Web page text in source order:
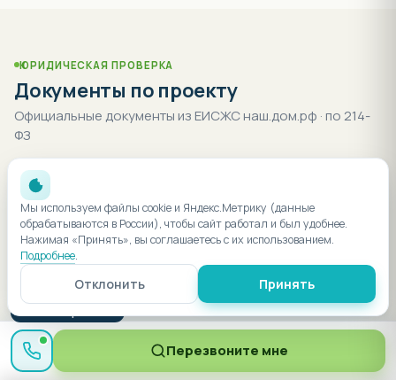
ЮРИДИЧЕСКАЯ ПРОВЕРКА
Документы по проекту
Официальные документы из ЕИСЖС наш.дом.рф · по 214-
ФЗ
Проектная декларация
Независимая экспертиза 2 Договор ДДУ 1
Разрешение на строительство
Разрешение на ввод
Проектная декларация · действующая
Мы используем файлы cookie и Яндекс.Метрику (данные
обрабатываются в России), чтобы сайт работал и был удобнее.
Нажимая «Принять», вы соглашаетесь с их использованием.
Подробнее.
Отклонить Принять
Перезвоните мне